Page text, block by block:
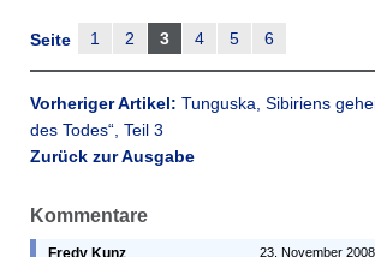
Seite 1 2 3 4 5 6
Vorheriger Artikel: Tunguska, Sibiriens
des Todes“, Teil 3
Zurück zur Ausgabe
Kommentare
23. November
Fredy Kunz